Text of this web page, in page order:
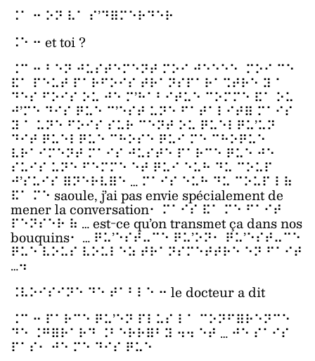
⠨⠁ ⠒ ⠕⠝ ⠧⠁ ⠎’⠙⠿⠍⠑⠗⠙⠑⠗
⠨⠑ ⠒ et toi ?
⠨⠉ ⠒ ⠃⠑⠝ ⠚⠥⠎⠞⠑⠍⠑⠝⠞ ⠍⠕⠊ ⠚⠑⠑⠑⠑ ⠍⠕⠊ ⠉⠑
⠯⠁ ⠏⠑⠥⠞ ⠏⠁⠗⠋⠕⠊⠎ ⠞⠗⠁⠝⠎⠏⠁⠗⠁⠩⠞⠗⠑ ⠽ ⠁
⠙⠑⠎ ⠋⠕⠊⠎ ⠕⠥ ⠚⠑ ⠍’⠓⠁⠃⠊⠞⠥⠑ ⠉⠕⠍⠍⠑ ⠯⠁ ⠕⠥
⠚’⠍⠑ ⠙⠊⠎ ⠟⠥⠑ ⠉’⠑⠎⠞ ⠥⠝⠑ ⠋⠁⠞⠁⠇⠊⠞⠿ ⠍⠁⠊⠎
⠽ ⠁ ⠥⠝⠑ ⠋⠕⠊⠎ ⠎⠥⠗ ⠉⠑⠝⠞ ⠕⠥ ⠟⠥⠑⠇⠟⠥’⠥⠝
⠙⠊⠞ ⠟⠥⠑⠇⠟⠥⠑ ⠉⠓⠕⠎⠑ ⠟⠥⠊ ⠍⠑ ⠉⠓⠕⠟⠥⠑
⠧⠗⠁⠊⠍⠑⠝⠞ ⠍⠁⠊⠎ ⠚⠥⠎⠞⠑ ⠏⠁⠗⠉⠑ ⠟⠥⠑ ⠚⠑
⠎⠥⠊⠎ ⠥⠝⠑ ⠋⠑⠍⠍⠑ ⠑⠞ ⠟⠥⠊ ⠑⠥⠓ ⠙⠥ ⠉⠕⠥⠏
⠚’⠎⠥⠊⠎ ⠿⠝⠑⠗⠧⠿⠑ … ⠍⠁⠊⠎ ⠑⠥⠓ ⠙⠥ ⠉⠕⠥⠏ ⠇⠷
⠯⠁ ⠍⠑ saoule, j’ai pas envie spécialement de
mener la conversation⠂ ⠍⠁⠊⠎ ⠯⠁ ⠍⠑ ⠋⠁⠊⠞
⠏⠑⠝⠎⠑⠗ ⠷ … est-ce qu’on transmet ça dans nos
bouquins⠂ … ⠟⠥’⠑⠎⠞⠤⠉⠑ ⠟⠥’⠕⠝⠂ ⠟⠥’⠑⠎⠞⠤⠉⠑
⠟⠥⠑ ⠧⠕⠥⠎ ⠧⠕⠥⠇⠑⠵ ⠞⠗⠁⠝⠎⠍⠑⠞⠞⠗⠑ ⠑⠝ ⠋⠁⠊⠞
…⠲
⠨⠧⠕⠊⠎⠊⠝⠑ ⠙⠑ ⠞⠁⠃⠇⠑ ⠒ le docteur a dit
⠨⠉ ⠒ ⠏⠁⠗⠉⠑ ⠟⠥’⠑⠝ ⠏⠇⠥⠎ ⠇⠁ ⠉⠕⠝⠋⠿⠗⠑⠝⠉⠑
⠙⠑ ⠨⠛⠿⠗⠁⠗⠙ ⠨⠃⠑⠗⠗⠿⠃⠽ ⠲⠲ ⠑⠞ … ⠚⠑ ⠎⠁⠊⠎
⠏⠁⠎⠂ ⠚⠑ ⠍⠑ ⠙⠊⠎ ⠟⠥⠑